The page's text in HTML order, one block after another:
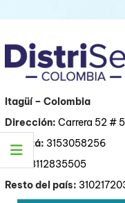
Itagüí– Colombia
Dirección: Carrera 52 #
Bogotá: 3153058256
3112835505
Resto del país: